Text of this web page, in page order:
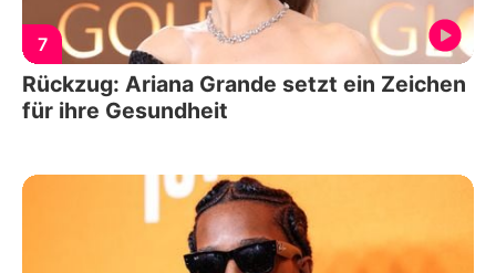
7
Rückzug: Ariana Grande setzt ein Zeichen
für ihre Gesundheit